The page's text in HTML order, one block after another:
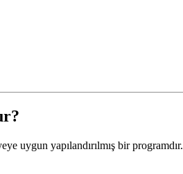
uygun yapılandırılmış bir programdır.